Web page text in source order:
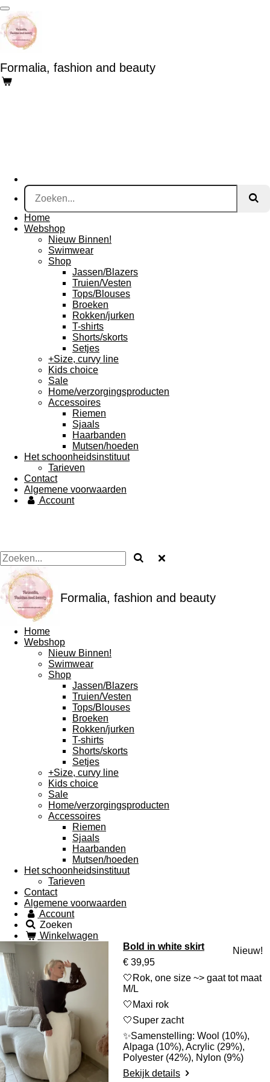
Ga
direct
naar
de
Formalia, fashion and beauty
Home
Webshop
Nieuw Binnen!
Swimwear
Shop
Jassen/Blazers
Truien/Vesten
Tops/Blouses
Broeken
Rokken/jurken
T-shirts
Shorts/skorts
Setjes
+Size, curvy line
Kids choice
Sale
Home/verzorgingsproducten
Accessoires
Riemen
Sjaals
Haarbanden
Mutsen/hoeden
Het schoonheidsinstituut
Tarieven
Contact
Algemene voorwaarden
Account
Formalia, fashion and beauty
Home
Webshop
Nieuw Binnen!
Swimwear
Shop
Jassen/Blazers
Truien/Vesten
Tops/Blouses
Broeken
Rokken/jurken
T-shirts
Shorts/skorts
Setjes
+Size, curvy line
Kids choice
Sale
Home/verzorgingsproducten
Accessoires
Riemen
Sjaals
Haarbanden
Mutsen/hoeden
Het schoonheidsinstituut
Tarieven
Contact
Algemene voorwaarden
Account
Zoeken
Winkelwagen
Nieuw!
Bold in white skirt
€ 39,95
🤍Rok, one size ~> gaat tot maat
M/L
🤍Maxi rok
🤍Super zacht
✨Samenstelling: Wool (10%),
Alpaga (10%), Acrylic (29%),
Polyester (42%), Nylon (9%)
Bekijk details